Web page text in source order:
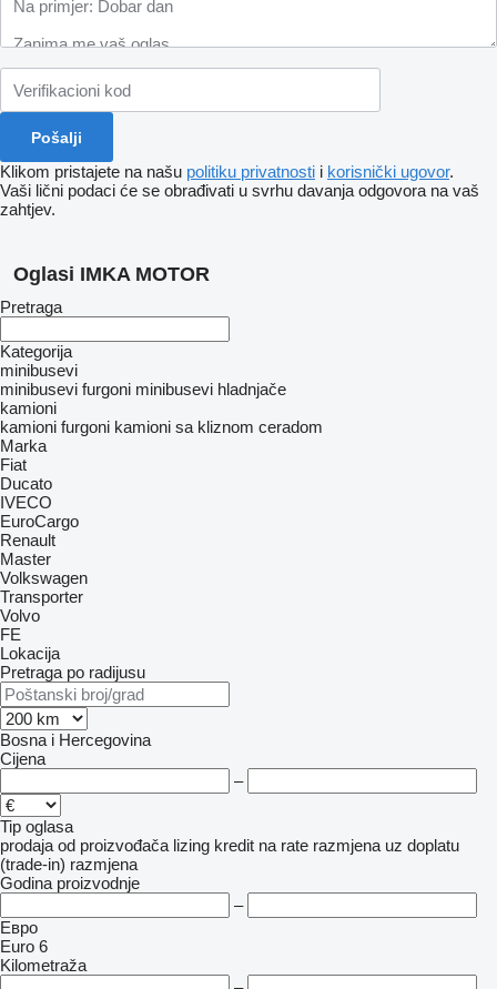
Klikom pristajete na našu politiku privatnosti i korisnički ugovor.
Vaši lični podaci će se obrađivati ​​u svrhu davanja odgovora na vaš
zahtjev.
Oglasi IMKA MOTOR
Pretraga
Kategorija
minibusevi
minibusevi furgoni minibusevi hladnjače
kamioni
kamioni furgoni kamioni sa kliznom ceradom
Marka
Fiat
Ducato
IVECO
EuroCargo
Renault
Master
Volkswagen
Transporter
Volvo
FE
Lokacija
Pretraga po radijusu
Bosna i Hercegovina
Cijena
–
Tip oglasa
prodaja od proizvođača lizing kredit na rate razmjena uz doplatu
(trade-in) razmjena
Godina proizvodnje
–
Евро
Euro 6
Kilometraža